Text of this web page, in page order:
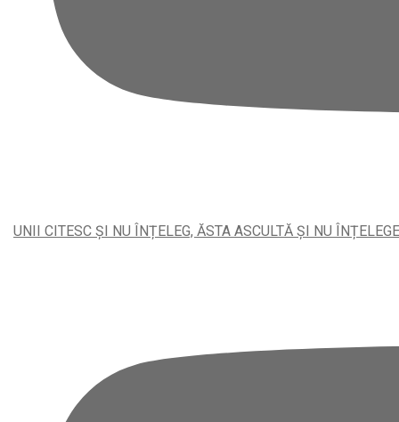
UNII CITESC ȘI NU ÎNȚELEG, ĂSTA ASCULTĂ ȘI NU